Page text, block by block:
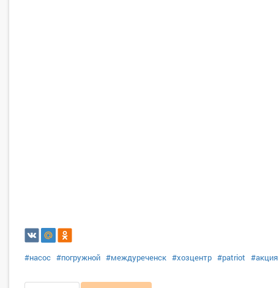
#насос #погружной #междуреченск #хозцентр #patriot #акция